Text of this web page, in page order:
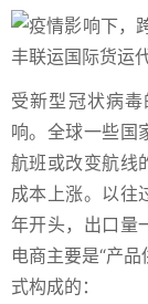
受新型冠状病
响。全球一些国
航班或改变航线
成本上涨。以往
年开头，出口量
电商主要是“产
式构成的：